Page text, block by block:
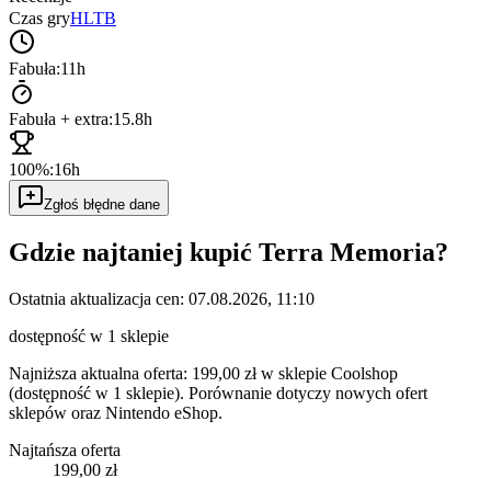
Czas gryHLTB
Fabuła:11h
Fabuła + extra:15.8h
100%:16h
Zgłoś błędne dane
Gdzie najtaniej kupić Terra Memoria?
Ostatnia aktualizacja cen: 07.08.2026, 11:10
dostępność w 1 sklepie
Najniższa aktualna oferta: 199,00 zł w sklepie Coolshop
(dostępność w 1 sklepie). Porównanie dotyczy nowych ofert
sklepów oraz Nintendo eShop.
Najtańsza oferta
199,00 zł